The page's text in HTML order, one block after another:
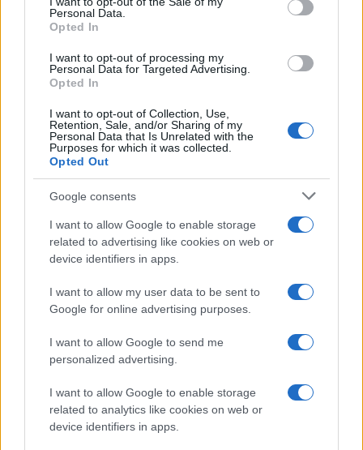
Personal Data.
Opted In
I want to opt-out of processing my
Personal Data for Targeted Advertising.
Opted In
I want to opt-out of Collection, Use,
Retention, Sale, and/or Sharing of my
Personal Data that Is Unrelated with the
Purposes for which it was collected.
Opted Out
Google consents
I want to allow Google to enable storage
related to advertising like cookies on web or
device identifiers in apps.
I want to allow my user data to be sent to
Google for online advertising purposes.
I want to allow Google to send me
personalized advertising.
I want to allow Google to enable storage
related to analytics like cookies on web or
device identifiers in apps.
Staff